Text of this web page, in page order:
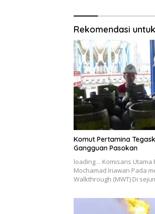
Rekomendasi
Komut Pertamina
Gangguan Pasokan
loading… Komisaris Utama
Mochamad Iriawan Pada
Walkthrough (MWT) Di